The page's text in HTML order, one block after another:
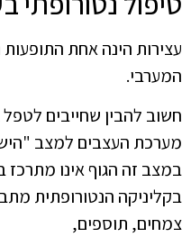
עצירות הינה אחת
המערבי.
חשוב להבין שחייבים
מערכת העצבים למצב
במצב זה הגוף אינו
בקליניקה הנטורופתית
צמחים, תוספים,